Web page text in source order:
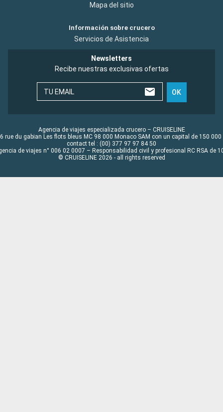
Mapa del sitio
Información sobre crucero
Servicios de Asistencia
Newsletters
Recibe nuestras exclusivas ofertas
TU EMAIL OK
Agencia de viajes especializada crucero – CRUISELINE
rue du gabian Les flots bleus MC 98 000 Monaco SAM con un capital de 150 000
contact tel : (00) 377 97 97 84 50
de viajes n° 006 02 0007 – Responsabilidad civil y profesional RC RSA de
© CRUISELINE 2026 - all rights reserved